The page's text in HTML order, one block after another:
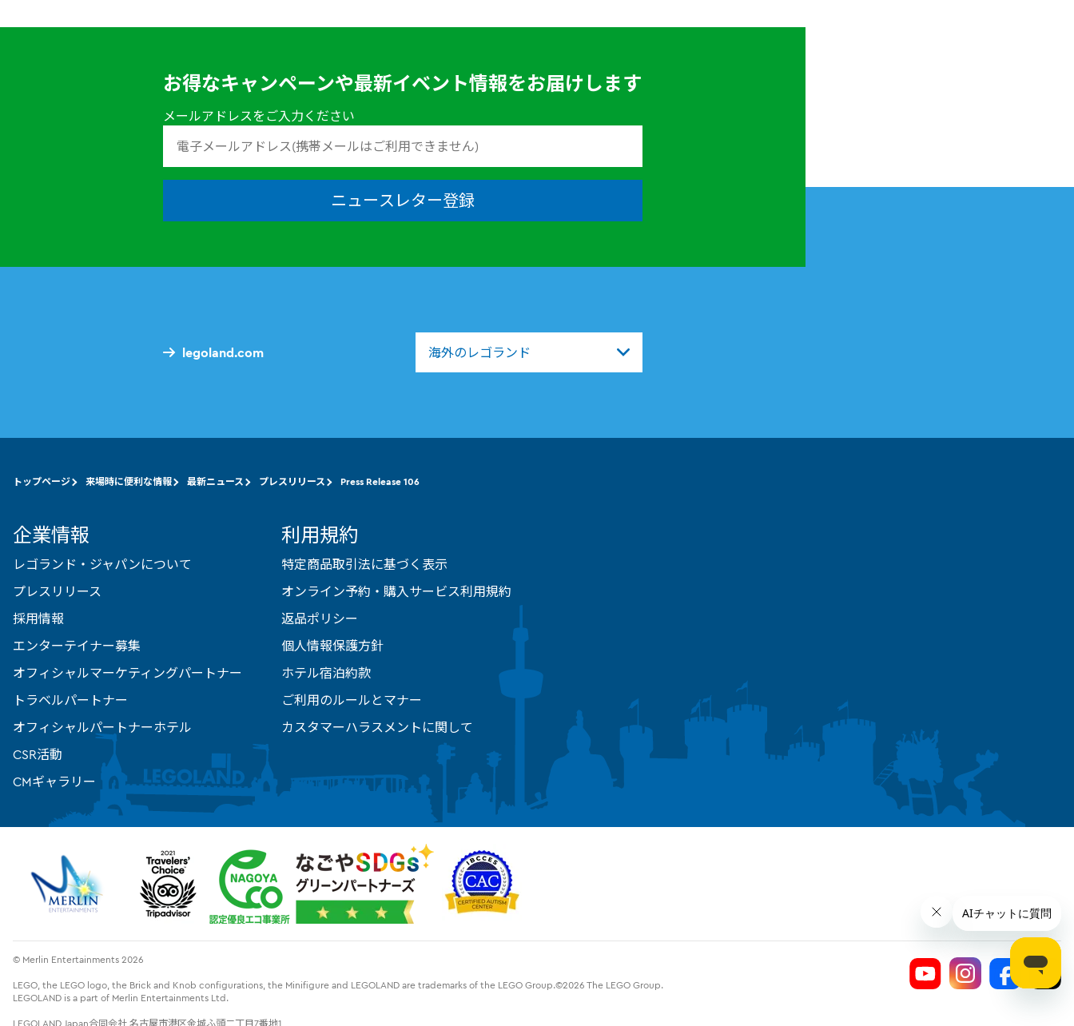
お得なキャンペーンや最新イベント情報をお届けします
メールアドレスをご入力ください
ニュースレター登録
legoland.com 海外のレゴランド
トップページ 来場時に便利な情報 最新ニュース プレスリリース Press Release 106
企業情報
レゴランド・ジャパンについて
プレスリリース
採用情報
エンターテイナー募集
オフィシャルマーケティングパートナー
トラベルパートナー
オフィシャルパートナーホテル
CSR活動
CMギャラリー
利用規約
特定商品取引法に基づく表示
オンライン予約・購入サービス利用規約
返品ポリシー
個人情報保護方針
ホテル宿泊約款
ご利用のルールとマナー
カスタマーハラスメントに関して
© Merlin Entertainments 2026
LEGO, the LEGO logo, the Brick and Knob configurations, the Minifigure and LEGOLAND are trademarks of the LEGO Group.©2026 The LEGO Group.
LEGOLAND is a part of Merlin Entertainments Ltd.
LEGOLAND Japan合同会社 名古屋市港区金城ふ頭二丁目7番地1